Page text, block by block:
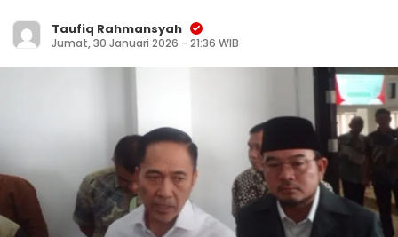
Taufiq Rahmansyah
Jumat, 30 Januari 2026 - 21:36 WIB